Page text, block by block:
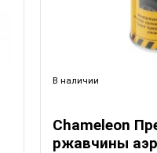
В наличии
Chameleon
ржавчины